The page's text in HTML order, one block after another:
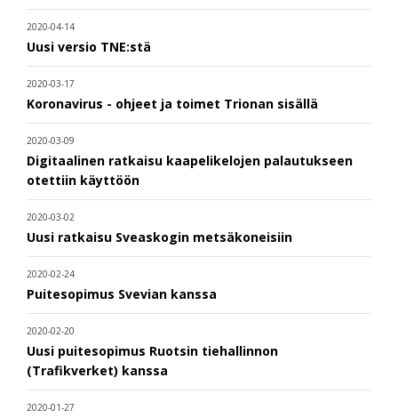
2020-04-14
Uusi versio TNE:stä
2020-03-17
Koronavirus - ohjeet ja toimet Trionan sisällä
2020-03-09
Digitaalinen ratkaisu kaapelikelojen palautukseen
otettiin käyttöön
2020-03-02
Uusi ratkaisu Sveaskogin metsäkoneisiin
2020-02-24
Puitesopimus Svevian kanssa
2020-02-20
Uusi puitesopimus Ruotsin tiehallinnon
(Trafikverket) kanssa
2020-01-27